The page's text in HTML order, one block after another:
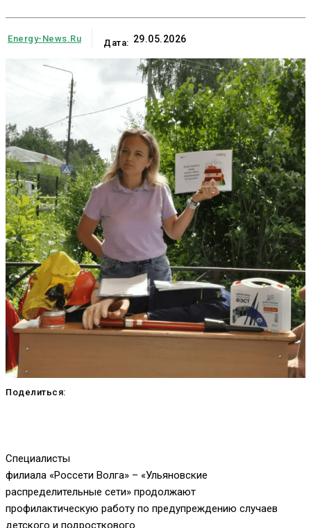
Energy-News.ru Дата: 29.05.2026
Поделиться:
Специалисты
филиала «Россети Волга» – «Ульяновские
распределительные сети» продолжают
профилактическую работу по предупреждению случаев
детского и подросткового